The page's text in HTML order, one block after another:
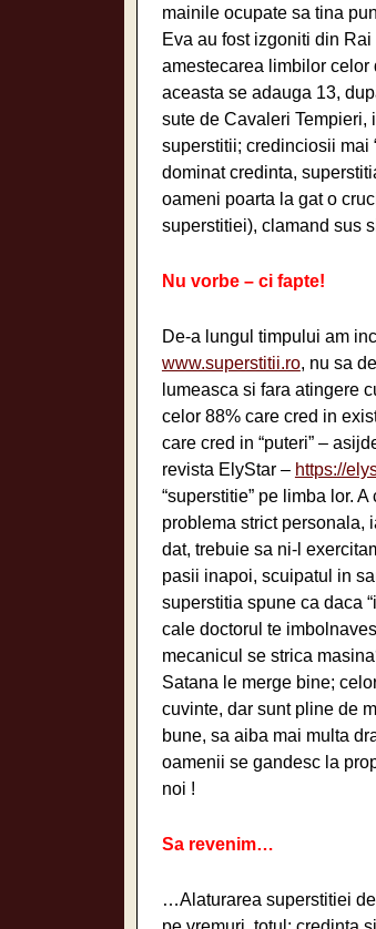
mainile ocupate sa tina
Eva au fost izgoniti din
amestecarea limbilor celor
aceasta se adauga 13,
sute de Cavaleri Tempieri,
superstitii; credinciosii mai
dominat credinta,
oameni poarta la gat o
superstitiei), clamand sus
Nu vorbe – ci fapte!
De-a lungul timpului am
www.superstitii.ro, nu sa
lumeasca si fara atingere
celor 88% care cred in
care cred in “puteri” –
revista ElyStar – https://
“superstitie” pe limba lor.
problema strict personala,
dat, trebuie sa ni-l
pasii inapoi, scuipatul in
superstitia spune ca daca
cale doctorul te
mecanicul se strica
Satana le merge bine;
cuvinte, dar sunt pline de
bune, sa aiba mai multa
oamenii se gandesc la
noi !
Sa revenim…
…Alaturarea superstitiei